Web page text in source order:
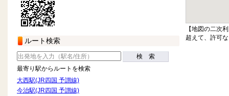
ルート検索
検 索
最寄り駅からルートを検索
大西駅(JR四国 予讃線)
今治駅(JR四国 予讃線)
【地図の二次
超えて、許可